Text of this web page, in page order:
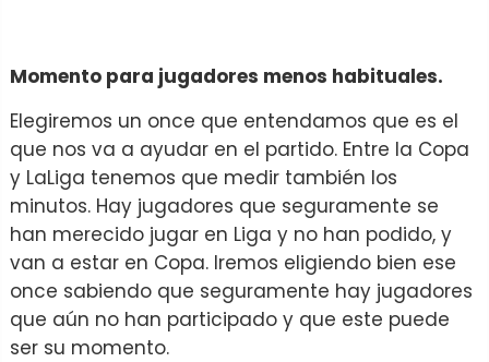
Momento para jugadores menos habituales.
Elegiremos un once que entendamos que es el
que nos va a ayudar en el partido. Entre la Copa
y LaLiga tenemos que medir también los
minutos. Hay jugadores que seguramente se
han merecido jugar en Liga y no han podido, y
van a estar en Copa. Iremos eligiendo bien ese
once sabiendo que seguramente hay jugadores
que aún no han participado y que este puede
ser su momento.